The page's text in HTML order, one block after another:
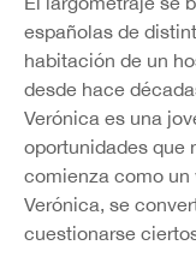
españolas de
habitación de un
desde hace
Verónica es una
oportunidades que
comienza como un
Verónica, se
cuestionarse